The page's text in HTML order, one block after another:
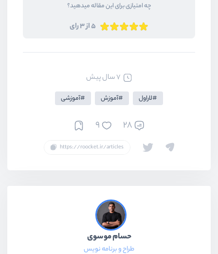
چه امتیازی برای این مقاله میدهید؟
5 از 3 رای
7 سال پیش
لاراول آموزش آموزشی
28
9
حسام موسوی
طراح و برنامه نویس